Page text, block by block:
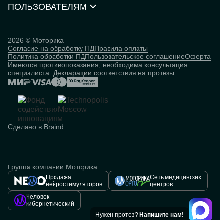
Нейростимуляторы
Контакты
ПОЛЬЗОВАТЕЛЯМ
База знаний
Человек
кибернетический
Партнёрская программа
2026 © Моторика
Согласие на обработку ПДПравила оплаты
Политика обработки ПДПользовательское соглашениеОферта
Имеются противопоказания, необходима консультация
специалиста. Декларации соответствия на протезы
Сделано в Braind
Группа компаний Моторика
Продажа
нейростимуляторов
Сеть медицинских
центров
Человек
кибернетический
Нужен протез? Напишите нам!